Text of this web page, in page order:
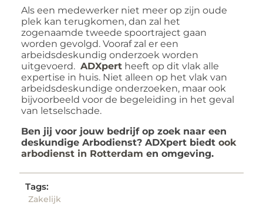
Als een medewerker niet meer op zijn oude
plek kan terugkomen, dan zal het
zogenaamde tweede spoortraject gaan
worden gevolgd. Vooraf zal er een
arbeidsdeskundig onderzoek worden
uitgevoerd. ADXpert heeft op dit vlak alle
expertise in huis. Niet alleen op het vlak van
arbeidsdeskundige onderzoeken, maar ook
bijvoorbeeld voor de begeleiding in het geval
van letselschade.
Ben jij voor jouw bedrijf op zoek naar een
deskundige Arbodienst? ADXpert biedt ook
arbodienst in Rotterdam en omgeving.
Tags:
Zakelijk